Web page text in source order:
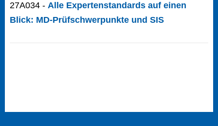
27A034 - Alle Expertenstandards auf einen
Blick: MD-Prüfschwerpunkte und SIS